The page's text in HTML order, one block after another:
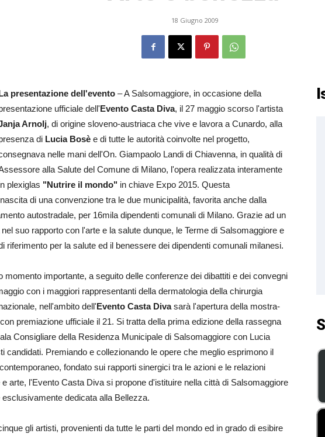
18 Giugno 2009
presentazione dell'evento – A Salsomaggiore, in occasione della
ufficiale dell'Evento Casta Diva, il 27 maggio scorso l'artista
Arnolj, di origine sloveno-austriaca che vive e lavora a Cunardo, alla
di Lucia Bosè e di tutte le autorità coinvolte nel progetto,
nelle mani dell'On. Giampaolo Landi di Chiavenna, in qualità di
alla Salute del Comune di Milano, l'opera realizzata interamente
plexiglas "Nutrire il mondo" in chiave Expo 2015. Questa
di una convenzione tra le due municipalità, favorita anche dalla
autostradale, per 16mila dipendenti comunali di Milano. Grazie ad un
suo rapporto con l'arte e la salute dunque, le Terme di Salsomaggiore e
riferimento per la salute ed il benessere dei dipendenti comunali milanesi.
momento importante, a seguito delle conferenze dei dibattiti e dei convegni
con i maggiori rappresentanti della dermatologia della chirurgia
nell'ambito dell'Evento Casta Divasarà l'apertura della mostra-
premiazione ufficiale il 21. Si tratta della prima edizione della rassegna
Consigliare della Residenza Municipale di Salsomaggiore con Lucia
candidati. Premiando e collezionando le opere che meglio esprimono il
fondato sui rapporti sinergici tra le azioni e le relazioni
arte, l'Evento Casta Diva si propone d'istituire nella città di Salsomaggiore
dedicata alla Bellezza.
gli artisti, provenienti da tutte le parti del mondo ed in grado di esibire